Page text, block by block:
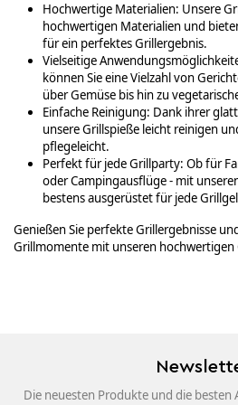
Hochwertige Materialien: Unsere
hochwertigen Materialien und
für ein perfektes Grillergebnis.
Vielseitige
können Sie eine Vielzahl von
über Gemüse bis hin zu
Einfache Reinigung: Dank ihrer
unsere Grillspieße leicht reinigen
pflegeleicht.
Perfekt für jede Grillparty: Ob für
oder Campingausflüge - mit
bestens ausgerüstet für jede
Genießen Sie perfekte Grillergebnisse
Grillmomente mit unseren
Die neuesten Produkte und die besten